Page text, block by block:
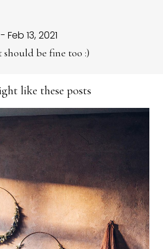
13, 2021
should be fine too :)
like these posts